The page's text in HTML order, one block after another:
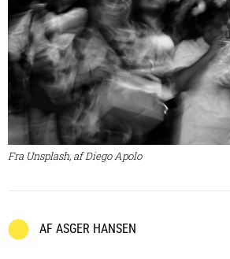
Fra Unsplash, af Diego Apolo
AF ASGER HANSEN